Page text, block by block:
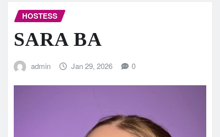
HOSTESS
SARA BA
admin Jan 29, 2026 0